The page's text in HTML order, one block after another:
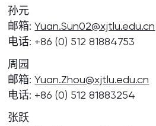
孙元
邮箱:Yuan.Sun02@xjtlu.edu.cn
电话: +86 (0) 512 81884753
周园
邮箱:Yuan.Zhou@xjtlu.edu.cn
电话: +86 (0) 512 81883254
张跃